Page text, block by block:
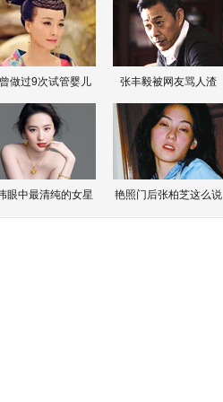
做过9次试管婴儿 张丰毅被网友骂人渣
眼中最清纯的女星 艳照门后张柏芝这么说